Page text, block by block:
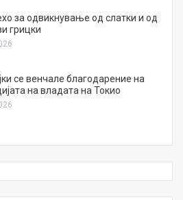
за одвикнување од слатки и од
грицки
се венчале благодарение на
на владата на Токио